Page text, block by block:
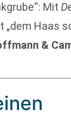
Mit
„dem Haas
&